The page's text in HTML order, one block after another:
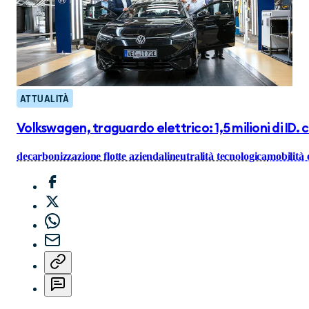
ATTUALITÀ
Volkswagen, traguardo elettrico: 1,5 milioni di ID.
decarbonizzazione flotte aziendalineutralità tecnologicamobilità